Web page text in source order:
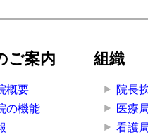
ご案内
概要
の機能
組織
院長
医療
看護